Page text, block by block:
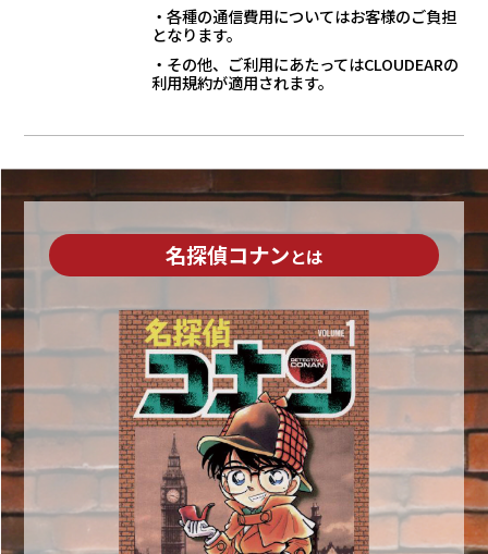
・各種の通信費用についてはお客様のご負担
となります。
・その他、ご利用にあたってはCLOUDEARの
利用規約が適用されます。
名探偵コナンとは